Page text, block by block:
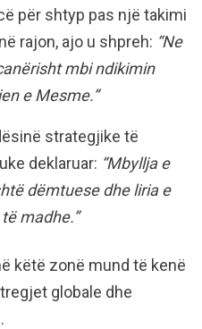
për shtyp pas një takimi
rajon, ajo u shpreh: “Ne
mbi ndikimin
e Mesme.”
strategjike të
deklaruar: “Mbyllja e
dëmtuese dhe liria e
madhe.”
këtë zonë mund të kenë
globale dhe